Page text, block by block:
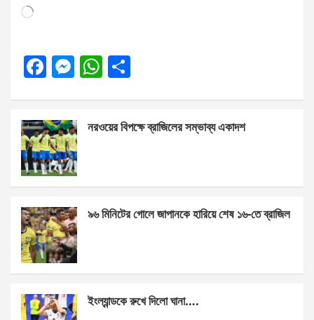
Loading…
F
b
o
o
k
M
n
g
er
W
s
p
e
নরওয়ের বিপক্ষে ব্রাজিলের সম্ভাব্য একাদশ
৯৬ মিনিটের গোলে জাপানকে হারিয়ে শেষ ১৬-তে ব্রাজিল
ইংল্যান্ডকে রুখে দিলো ঘানা….